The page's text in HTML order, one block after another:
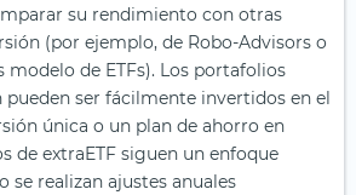
su rendimiento con otras
(por ejemplo, de Robo-Advisors o
de ETFs). Los portafolios
ser fácilmente invertidos en el
única o un plan de ahorro en
de extraETF siguen un enfoque
se realizan ajustes anuales